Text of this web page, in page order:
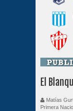
El
Matías
Primera